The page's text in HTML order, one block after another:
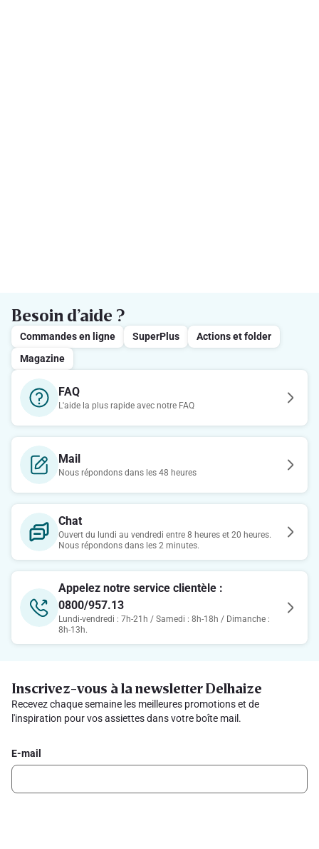
Besoin d’aide ?
Commandes en ligne SuperPlus
Actions et folder
Magazine
FAQ
L'aide la plus rapide avec notre FAQ
Mail
Nous répondons dans les 48 heures
Chat
Ouvert du lundi au vendredi entre 8 heures et 20 heures.
Nous répondons dans les 2 minutes.
Appelez notre service clientèle :
0800/957.13
Lundi-vendredi : 7h-21h / Samedi : 8h-18h / Dimanche :
8h-13h.
Inscrivez-vous à la newsletter Delhaize
Recevez chaque semaine les meilleures promotions et de
l'inspiration pour vos assiettes dans votre boîte mail.
E-mail